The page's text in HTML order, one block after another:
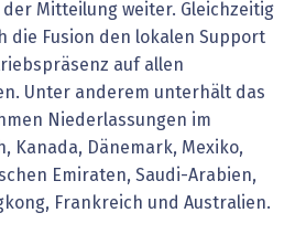
der Mitteilung weiter. Gleichzeitig
die Fusion den lokalen Support
auf allen
Unter anderem unterhält das
Niederlassungen im
Kanada, Dänemark, Mexiko,
Emiraten, Saudi-Arabien,
Frankreich und Australien.